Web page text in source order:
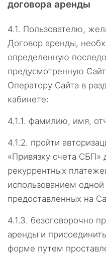
договора аренды
4.1. Пользователю,
Договор аренды,
определенную
предусмотренную
Оператору Сайта в
кабинете:
4.1.1. фамилию, имя,
4.1.2. пройти
«Привязку счета СБП»
рекуррентных
использованием
предоставленных на
4.1.3. безоговорочно
аренды и
форме путем